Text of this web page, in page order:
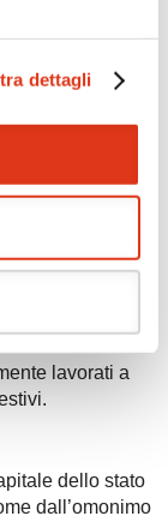
dettagli
fortificate.
è una città
gli
e il teatrino
abili mani degli
lavorati a
dello stato
dall’omonimo